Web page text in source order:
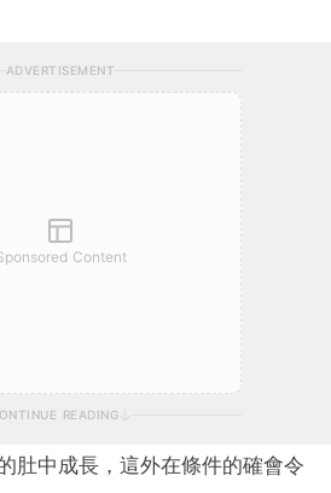
ADVERTISEMENT
Content
READING
肚中成長，這外在條件的確會令